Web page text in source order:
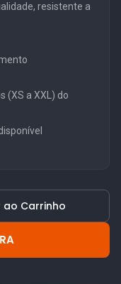
resistente a
(XS a XXL) do
ao Carrinho